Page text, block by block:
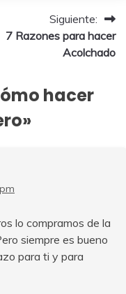
Siguiente:
7 Razones para hacer
Acolchado
hacer
»
lo compramos de la
siempre es bueno
para ti y para